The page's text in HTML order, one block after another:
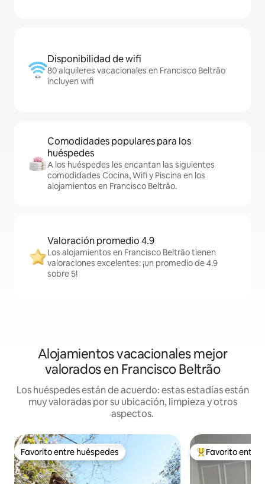
Disponibilidad de wifi
80 alquileres vacacionales en Francisco Beltrão
incluyen wifi
Comodidades populares para los
huéspedes
A los huéspedes les encantan las siguientes
comodidades Cocina, Wifi y Piscina en los
alojamientos en Francisco Beltrão.
Valoración promedio 4.9
Los alojamientos en Francisco Beltrão tienen
valoraciones excelentes: ¡un promedio de 4.9
sobre 5!
Alojamientos vacacionales mejor
valorados en Francisco Beltrão
Los huéspedes están de acuerdo: estas estadías están
muy valoradas por su ubicación, limpieza y otros
aspectos.
Favorito entre huéspedes
Favorito entre huéspedes Favorito entre
Favorito entre